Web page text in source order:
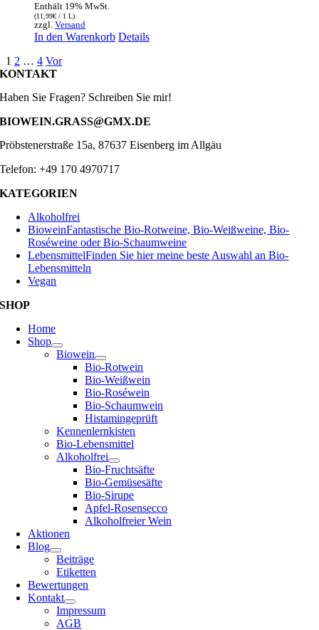
Enthält 19% MwSt.
(11,99€ / 1 L)
zzgl. Versand
In den Warenkorb Details
1 2 … 4 Vor
KONTAKT
Haben Sie Fragen? Schreiben Sie mir!
BIOWEIN.GRASS@GMX.DE
Pröbstenerstraße 15a, 87637 Eisenberg im Allgäu
Telefon: +49 170 4970717
KATEGORIEN
Alkoholfrei
BioweinFantastische Bio-Rotweine, Bio-Weißweine, Bio-
Roséweine oder Bio-Schaumweine
LebensmittelFinden Sie hier meine beste Auswahl an Bio-
Lebensmitteln
Vegan
SHOP
Home
Shop
Biowein
Bio-Rotwein
Bio-Weißwein
Bio-Roséwein
Bio-Schaumwein
Histamingeprüft
Kennenlernkisten
Bio-Lebensmittel
Alkoholfrei
Bio-Fruchtsäfte
Bio-Gemüsesäfte
Bio-Sirupe
Apfel-Rosensecco
Alkoholfreier Wein
Aktionen
Blog
Beiträge
Etiketten
Bewertungen
Kontakt
Impressum
AGB